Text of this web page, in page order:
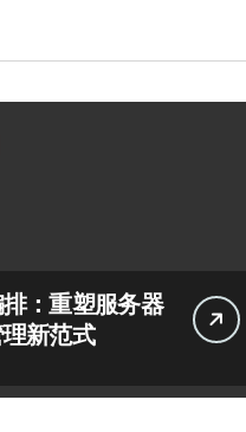
：重塑服务器
新范式